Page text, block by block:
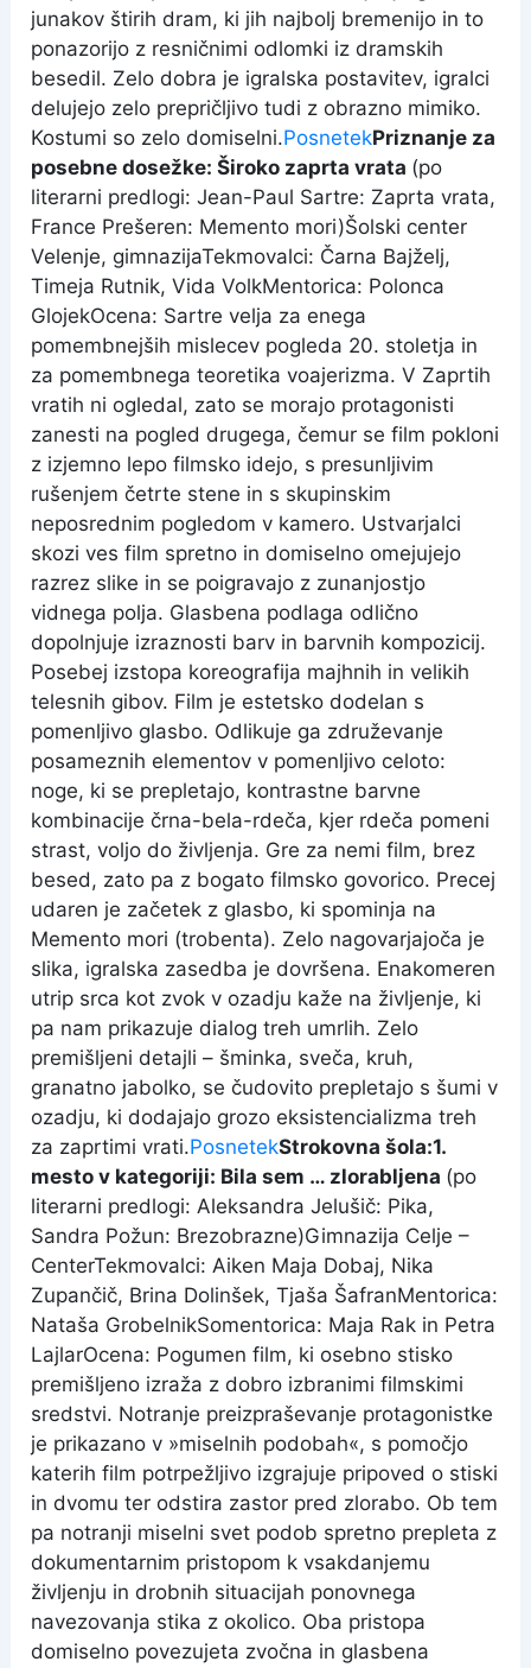
junakov štirih dram, ki jih najbolj bremenijo in to
ponazorijo z resničnimi odlomki iz dramskih
besedil. Zelo dobra je igralska postavitev, igralci
delujejo zelo prepričljivo tudi z obrazno mimiko.
Kostumi so zelo domiselni.PosnetekPriznanje za
posebne dosežke: Široko zaprta vrata (po
literarni predlogi: Jean-Paul Sartre: Zaprta vrata,
France Prešeren: Memento mori)Šolski center
Velenje, gimnazijaTekmovalci: Čarna Bajželj,
Timeja Rutnik, Vida VolkMentorica: Polonca
GlojekOcena: Sartre velja za enega
pomembnejših mislecev pogleda 20. stoletja in
za pomembnega teoretika voajerizma. V Zaprtih
vratih ni ogledal, zato se morajo protagonisti
zanesti na pogled drugega, čemur se film pokloni
z izjemno lepo filmsko idejo, s presunljivim
rušenjem četrte stene in s skupinskim
neposrednim pogledom v kamero. Ustvarjalci
skozi ves film spretno in domiselno omejujejo
razrez slike in se poigravajo z zunanjostjo
vidnega polja. Glasbena podlaga odlično
dopolnjuje izraznosti barv in barvnih kompozicij.
Posebej izstopa koreografija majhnih in velikih
telesnih gibov. Film je estetsko dodelan s
pomenljivo glasbo. Odlikuje ga združevanje
posameznih elementov v pomenljivo celoto:
noge, ki se prepletajo, kontrastne barvne
kombinacije črna-bela-rdeča, kjer rdeča pomeni
strast, voljo do življenja. Gre za nemi film, brez
besed, zato pa z bogato filmsko govorico. Precej
udaren je začetek z glasbo, ki spominja na
Memento mori (trobenta). Zelo nagovarjajoča je
slika, igralska zasedba je dovršena. Enakomeren
utrip srca kot zvok v ozadju kaže na življenje, ki
pa nam prikazuje dialog treh umrlih. Zelo
premišljeni detajli – šminka, sveča, kruh,
granatno jabolko, se čudovito prepletajo s šumi v
ozadju, ki dodajajo grozo eksistencializma treh
za zaprtimi vrati.PosnetekStrokovna šola:1.
mesto v kategoriji: Bila sem … zlorabljena (po
literarni predlogi: Aleksandra Jelušič: Pika,
Sandra Požun: Brezobrazne)Gimnazija Celje –
CenterTekmovalci: Aiken Maja Dobaj, Nika
Zupančič, Brina Dolinšek, Tjaša ŠafranMentorica:
Nataša GrobelnikSomentorica: Maja Rak in Petra
LajlarOcena: Pogumen film, ki osebno stisko
premišljeno izraža z dobro izbranimi filmskimi
sredstvi. Notranje preizpraševanje protagonistke
je prikazano v »miselnih podobah«, s pomočjo
katerih film potrpežljivo izgrajuje pripoved o stiski
in dvomu ter odstira zastor pred zlorabo. Ob tem
pa notranji miselni svet podob spretno prepleta z
dokumentarnim pristopom k vsakdanjemu
življenju in drobnih situacijah ponovnega
navezovanja stika z okolico. Oba pristopa
domiselno povezujeta zvočna in glasbena